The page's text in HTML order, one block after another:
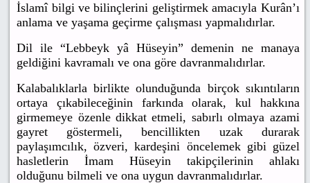
İslamî bilgi ve bilinçlerini geliştirmek amacıyla Kurân’ı
anlama ve yaşama geçirme çalışması yapmalıdırlar.
Dil ile “Lebbeyk yâ Hüseyin” demenin ne manaya
geldiğini kavramalı ve ona göre davranmalıdırlar.
Kalabalıklarla birlikte olunduğunda birçok sıkıntıların
ortaya çıkabileceğinin farkında olarak, kul hakkına
girmemeye özenle dikkat etmeli, sabırlı olmaya azami
gayret göstermeli, bencillikten uzak durarak
paylaşımcılık, özveri, kardeşini öncelemek gibi güzel
hasletlerin İmam Hüseyin takipçilerinin ahlakı
olduğunu bilmeli ve ona uygun davranmalıdırlar.